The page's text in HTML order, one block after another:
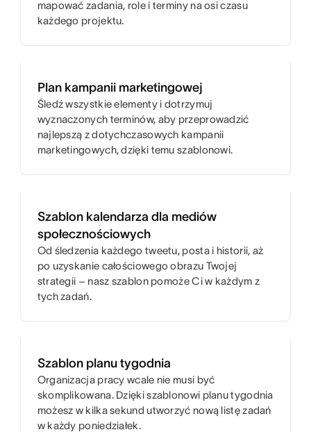
mapować zadania, role i terminy na osi czasu
każdego projektu.
Plan kampanii marketingowej
Śledź wszystkie elementy i dotrzymuj
wyznaczonych terminów, aby przeprowadzić
najlepszą z dotychczasowych kampanii
marketingowych, dzięki temu szablonowi.
Szablon kalendarza dla mediów
społecznościowych
Od śledzenia każdego tweetu, posta i historii, aż
po uzyskanie całościowego obrazu Twojej
strategii – nasz szablon pomoże Ci w każdym z
tych zadań.
Szablon planu tygodnia
Organizacja pracy wcale nie musi być
skomplikowana. Dzięki szablonowi planu tygodnia
możesz w kilka sekund utworzyć nową listę zadań
w każdy poniedziałek.